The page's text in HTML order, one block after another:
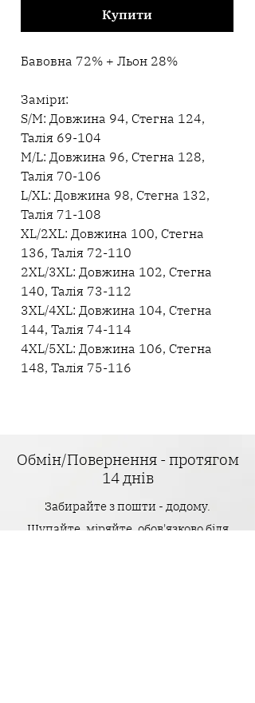
Купити
Бавовна 72% + Льон 28%
Заміри:
S/M: Довжина 94, Стегна 124,
Талія 69-104
M/L: Довжина 96, Стегна 128,
Талія 70-106
L/XL: Довжина 98, Стегна 132,
Талія 71-108
XL/2XL: Довжина 100, Стегна
136, Талія 72-110
2XL/3XL: Довжина 102, Стегна
140, Талія 73-112
3XL/4XL: Довжина 104, Стегна
144, Талія 74-114
4XL/5XL: Довжина 106, Стегна
148, Талія 75-116
Обмін/Повернення - протягом
14 днів
Забирайте з пошти - додому.
Щупайте, міряйте, обов'язково біля